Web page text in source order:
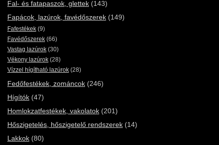
Fal- és fatapaszok, glettek (143)
Fapácok, lazúrok, favédőszerek (149)
Fafestékek (9)
Favédőszerek (66)
Vastag lazúrok (30)
Vékony lazúrok (28)
Vízzel hígítható lazúrok (28)
Fedőfestékek, zománcok (246)
Hígítók (47)
Homlokzatfestékek, vakolatok (201)
Hőszigetelés, hőszigetelő rendszerek (14)
Lakkok (80)